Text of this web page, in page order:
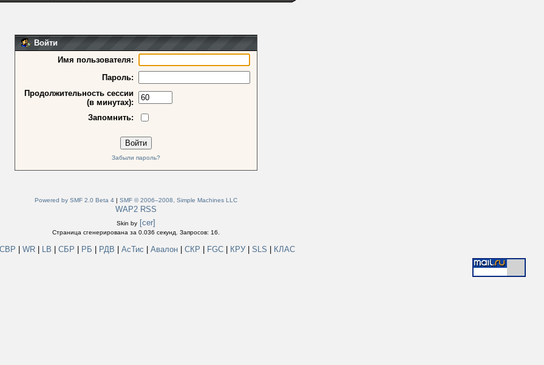
Войти
Имя пользователя:
Пароль:
Продолжительность сессии
(в минутах):
Запомнить:
Забыли пароль?
Powered by SMF 2.0 Beta 4 SMF © 2006–2008, Simple Machines LLC
WAP2 RSS
Skin by [cer]
Страница сгенерирована за 0.036 секунд. Запросов: 16.
СВР WR LB СБР РБ РДВ АсТис Авалон СКР FGC КРУ SLS КЛАС